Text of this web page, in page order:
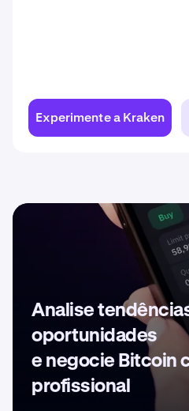
Experimente a Kraken
Analise
oportunidades
e negocie Bitcoin
profissional